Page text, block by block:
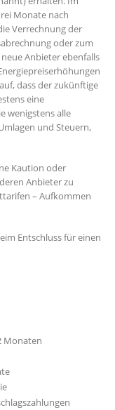
Monate nach
Verrechnung der
oder zum
neue Anbieter ebenfalls
dass der zukünftige
eine
wenigstens alle
und Steuern,
Kaution oder
Anbieter zu
– Aufkommen
Entschluss für einen
Monaten